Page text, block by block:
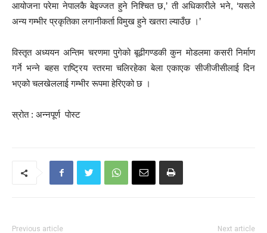
आयोजना परेमा नेपालकै बेइज्जत हुने निश्चित छ,’ ती अधिकारीले भने, ‘यसले
अन्य गम्भीर प्रकृतिका लगानीकर्ता विमुख हुने खतरा ल्याउँछ ।’
विस्तृत अध्ययन अन्तिम चरणमा पुगेको बूढीगण्डकी कुन मोडलमा कसरी निर्माण
गर्ने भन्ने बहस राष्ट्रिय स्तरमा चलिरहेका बेला एकाएक सीजीजीसीलाई दिन
भएको चलखेललाई गम्भीर रूपमा हेरिएको छ ।
स्रोत : अन्नपूर्ण पोस्ट
Previous article Next article